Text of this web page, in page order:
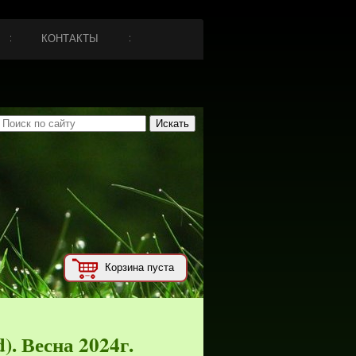
КОНТАКТЫ
Корзина пуста
Весна 2024г.